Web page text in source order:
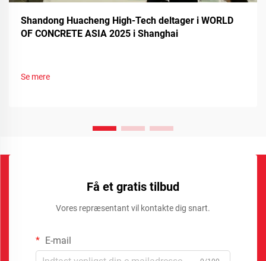
Shandong Huacheng High-Tech deltager i WORLD
OF CONCRETE ASIA 2025 i Shanghai
Se mere
Få et gratis tilbud
Vores repræsentant vil kontakte dig snart.
E-mail